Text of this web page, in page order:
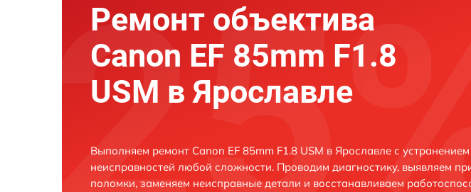
Ремонт объектива
Canon EF 85mm F1.8
USM в Ярославле
Выполняем ремонт Canon EF 85mm F1.8 USM в Ярославле с устранением
неисправностей любой сложности. Проводим диагностику, выявляем
поломки, заменяем неисправные детали и восстанавливаем